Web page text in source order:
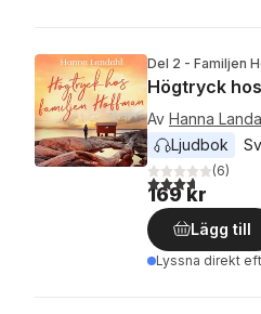
Del 2 - Familjen
Högtryck
Av Hanna
Ljudbok
3,7utav 5(6)
169 kr
Lägg till
Lyssna direkt